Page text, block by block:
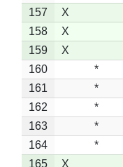
157
X
158
X
159
X
160
*
161
*
162
*
163
*
164
*
165
X